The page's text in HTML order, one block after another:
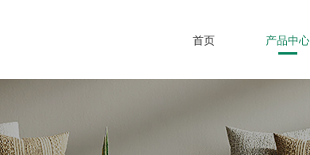
首页 产品中心